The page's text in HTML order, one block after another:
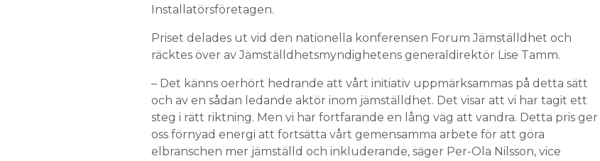
Installatörsföretagen.
Priset delades ut vid den nationella konferensen Forum Jämställdhet och
räcktes över av Jämställdhetsmyndighetens generaldirektör Lise Tamm.
– Det känns oerhört hedrande att vårt initiativ uppmärksammas på detta sätt
och av en sådan ledande aktör inom jämställdhet. Det visar att vi har tagit ett
steg i rätt riktning. Men vi har fortfarande en lång väg att vandra. Detta pris ger
oss förnyad energi att fortsätta vårt gemensamma arbete för att göra
elbranschen mer jämställd och inkluderande, säger Per-Ola Nilsson, vice